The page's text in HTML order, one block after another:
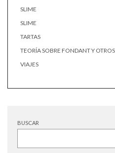
SLIME
SLIME
TARTAS
TEORÍA SOBRE FONDANT Y OTROS
VIAJES
BUSCAR